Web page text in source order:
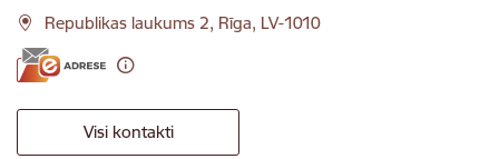
Republikas laukums 2, Rīga, LV-1010
Visi kontakti